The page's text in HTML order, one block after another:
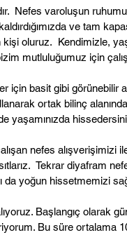
Nefes varoluşun
ve tam
oluruz.  Kendimizle,
mutluluğumuz için
için basit gibi
ortak bilinç
yaşamınızda
nefes alışverişimizi
Tekrar diyafram
da yoğun hissetmemizi
Başlangıç olarak
Bu süre ortalama